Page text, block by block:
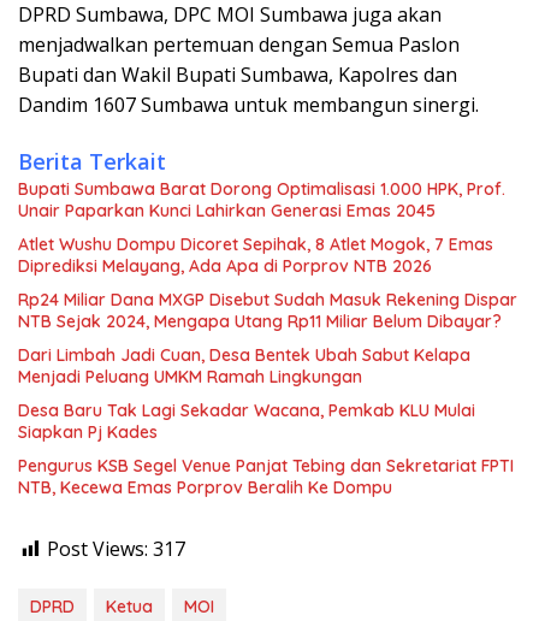
DPRD Sumbawa, DPC MOI Sumbawa juga akan
menjadwalkan pertemuan dengan Semua Paslon
Bupati dan Wakil Bupati Sumbawa, Kapolres dan
Dandim 1607 Sumbawa untuk membangun sinergi.
Berita Terkait
Bupati Sumbawa Barat Dorong Optimalisasi 1.000 HPK, Prof.
Unair Paparkan Kunci Lahirkan Generasi Emas 2045
Atlet Wushu Dompu Dicoret Sepihak, 8 Atlet Mogok, 7 Emas
Diprediksi Melayang, Ada Apa di Porprov NTB 2026
Rp24 Miliar Dana MXGP Disebut Sudah Masuk Rekening Dispar
NTB Sejak 2024, Mengapa Utang Rp11 Miliar Belum Dibayar?
Dari Limbah Jadi Cuan, Desa Bentek Ubah Sabut Kelapa
Menjadi Peluang UMKM Ramah Lingkungan
Desa Baru Tak Lagi Sekadar Wacana, Pemkab KLU Mulai
Siapkan Pj Kades
Pengurus KSB Segel Venue Panjat Tebing dan Sekretariat FPTI
NTB, Kecewa Emas Porprov Beralih Ke Dompu
Post Views: 317
DPRD Ketua MOI